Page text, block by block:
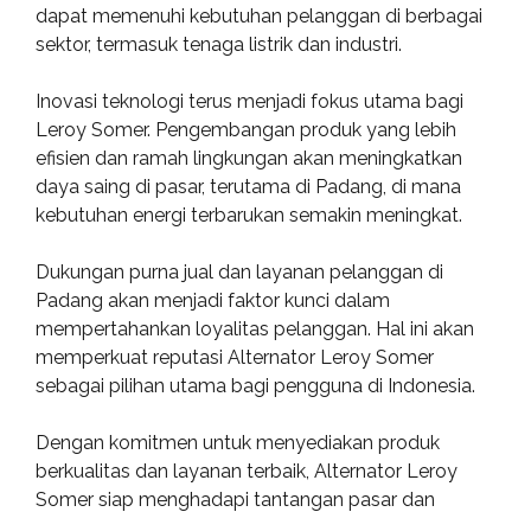
dapat memenuhi kebutuhan pelanggan di berbagai
sektor, termasuk tenaga listrik dan industri.
Inovasi teknologi terus menjadi fokus utama bagi
Leroy Somer. Pengembangan produk yang lebih
efisien dan ramah lingkungan akan meningkatkan
daya saing di pasar, terutama di Padang, di mana
kebutuhan energi terbarukan semakin meningkat.
Dukungan purna jual dan layanan pelanggan di
Padang akan menjadi faktor kunci dalam
mempertahankan loyalitas pelanggan. Hal ini akan
memperkuat reputasi Alternator Leroy Somer
sebagai pilihan utama bagi pengguna di Indonesia.
Dengan komitmen untuk menyediakan produk
berkualitas dan layanan terbaik, Alternator Leroy
Somer siap menghadapi tantangan pasar dan